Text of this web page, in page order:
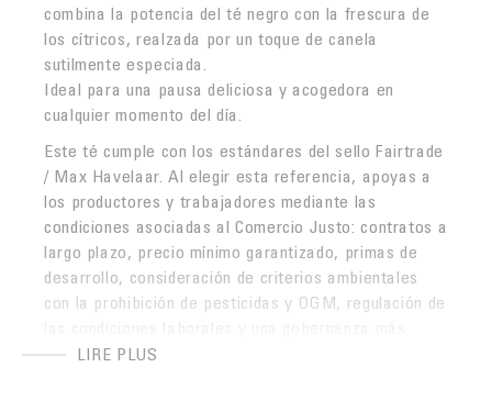
combina la potencia del té negro con la frescura de
los cítricos, realzada por un toque de canela
sutilmente especiada.
Ideal para una pausa deliciosa y acogedora en
cualquier momento del día.
Este té cumple con los estándares del sello Fairtrade
/ Max Havelaar. Al elegir esta referencia, apoyas a
los productores y trabajadores mediante las
condiciones asociadas al Comercio Justo: contratos a
largo plazo, precio mínimo garantizado, primas de
desarrollo, consideración de criterios ambientales
con la prohibición de pesticidas y OGM, regulación de
democrática de las cooperativas.
LIRE PLUS